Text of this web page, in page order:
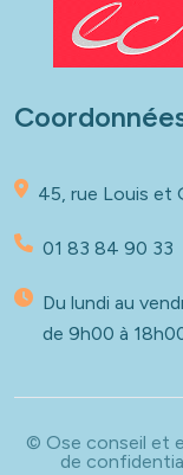
45, rue Louis et
01 83 84 90 33
Du lundi au
de 9h00 à
© Ose conseil et
de